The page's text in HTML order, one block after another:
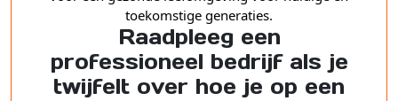
toekomstige generaties.
Raadpleeg een
professioneel bedrijf als je
twijfelt over hoe je op een